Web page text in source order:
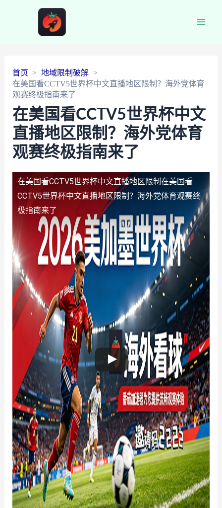
首页
地域限制破解
在美国看CCTV5世界杯中文直播地区限制？海外党体育
观赛终极指南来了
在美国看CCTV5世界杯中文
直播地区限制？海外党体育
观赛终极指南来了
在美国看CCTV5世界杯中文直播地区限制 在美国看
CCTV5世界杯中文直播地区限制？海外党体育观赛终
极指南来了